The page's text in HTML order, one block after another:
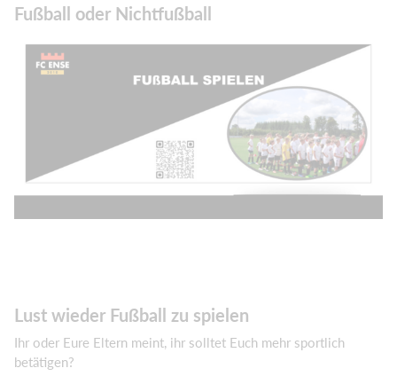
Fußball oder Nichtfußball
Lust wieder Fußball zu spielen
Ihr oder Eure Eltern meint, ihr solltet Euch mehr sportlich
betätigen?